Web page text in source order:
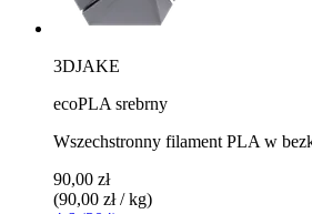
3DJAKE
ecoPLA srebrny
Wszechstronny filament PLA w
90,00 zł
(90,00 zł / kg)